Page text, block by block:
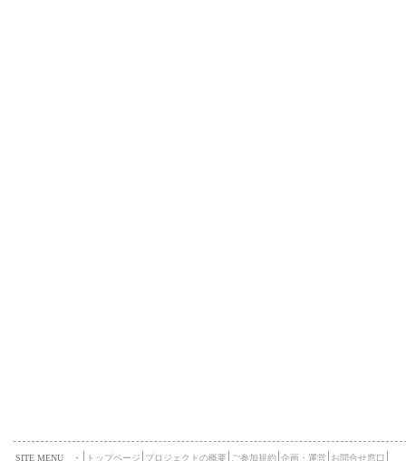
SITE MENU ・ トップページ プロジェクトの概要 ご参加規約 企画・運営 お問合せ窓口